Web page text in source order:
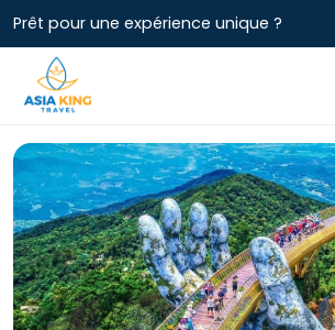
Prêt pour une expérience unique ?